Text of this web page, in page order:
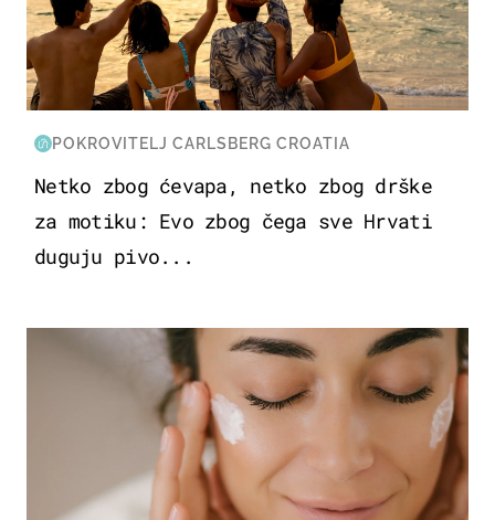
POKROVITELJ CARLSBERG CROATIA
Netko zbog ćevapa, netko zbog drške
za motiku: Evo zbog čega sve Hrvati
duguju pivo...
MODA & LJEPOTA